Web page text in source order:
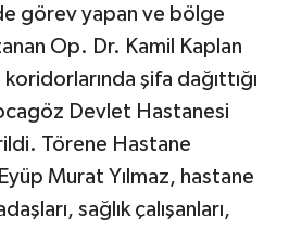
görev yapan ve bölge
Op. Dr. Kamil Kaplan
şifa dağıttığı
Devlet Hastanesi
Törene Hastane
Murat Yılmaz, hastane
sağlık çalışanları,